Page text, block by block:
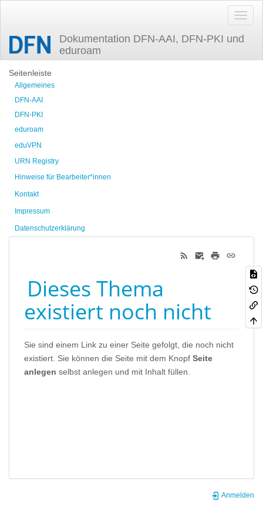
Dokumentation DFN-AAI, DFN-PKI und
eduroam
Zuletzt angesehen
Seitenleiste
Allgemeines
DFN-AAI
DFN-PKI
eduroam
eduVPN
URN Registry
Hinweise für Bearbeiter*innen
Kontakt
Impressum
Datenschutzerklärung
Dieses Thema
existiert noch nicht
Sie sind einem Link zu einer Seite gefolgt, die noch nicht
existiert. Sie können die Seite mit dem Knopf Seite
anlegen selbst anlegen und mit Inhalt füllen.
Anmelden